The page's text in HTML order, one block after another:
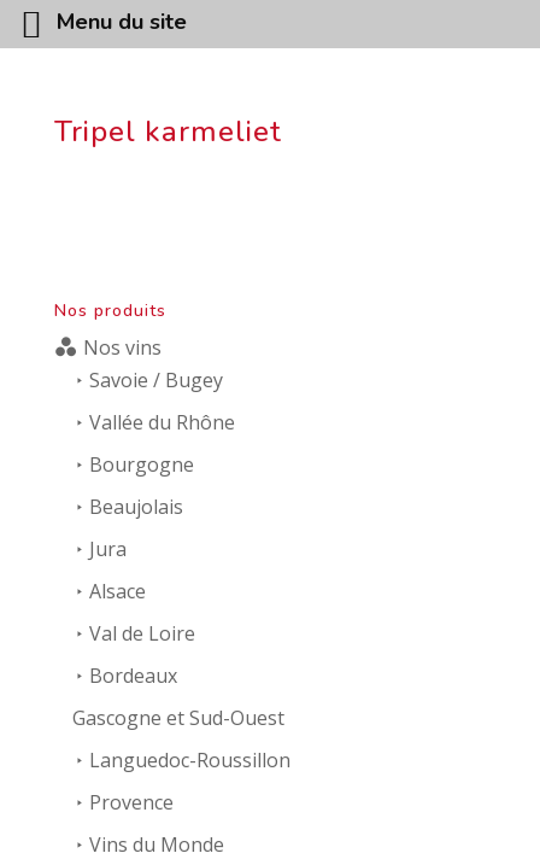
Tripel karmeliet
Nos produits
Nos vins
Savoie / Bugey
Vallée du Rhône
Bourgogne
Beaujolais
Jura
Alsace
Val de Loire
Bordeaux
Gascogne et Sud-Ouest
Languedoc-Roussillon
Provence
Vins du Monde
Menu du site